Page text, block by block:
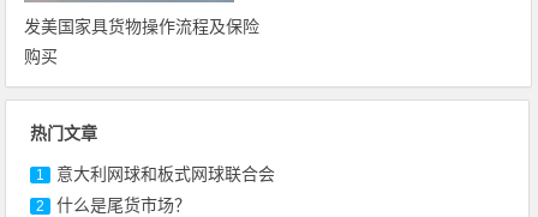
发美国家具货物操作流程及保险
购买
热门文章
1 意大利网球和板式网球联合会
2 什么是尾货市场？